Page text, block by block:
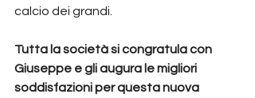
calcio dei grandi.
Tutta la società si congratula con
Giuseppe e gli augura le migliori
soddisfazioni per questa nuova